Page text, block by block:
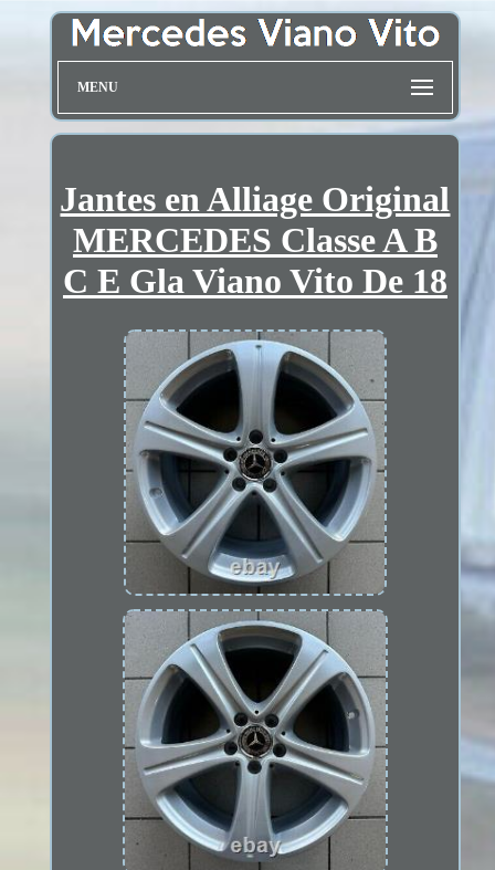
MENU
Jantes en Alliage Original
MERCEDES Classe A B
C E Gla Viano Vito De 18